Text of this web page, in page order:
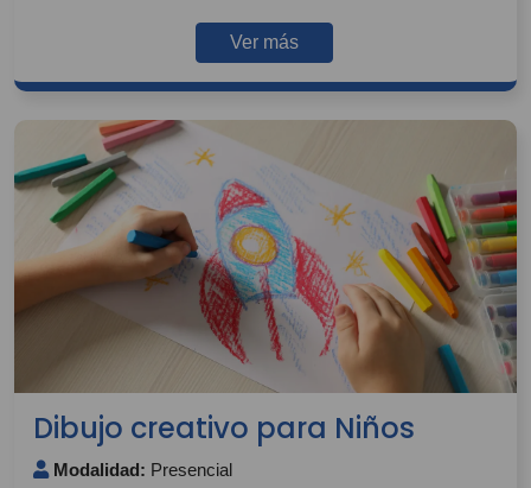
Ver más
Dibujo creativo para Niños
Modalidad: Presencial